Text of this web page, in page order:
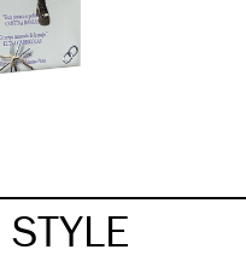
STYLE